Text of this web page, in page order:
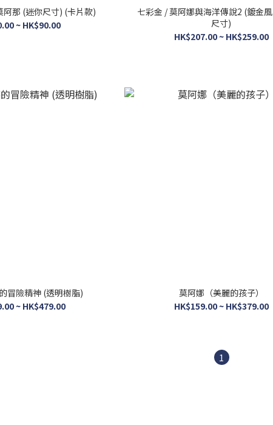
阿那 (迷你尺寸) (卡片款)
~ HK$90.00
七彩金 / 莫阿娜與海洋傳說2 (鍍金
尺寸)
HK$207.00 ~ HK$259.00
冒險精神 (透明樹脂)
~ HK$479.00
莫阿娜（美麗的孩子）
HK$159.00 ~ HK$379.00
1